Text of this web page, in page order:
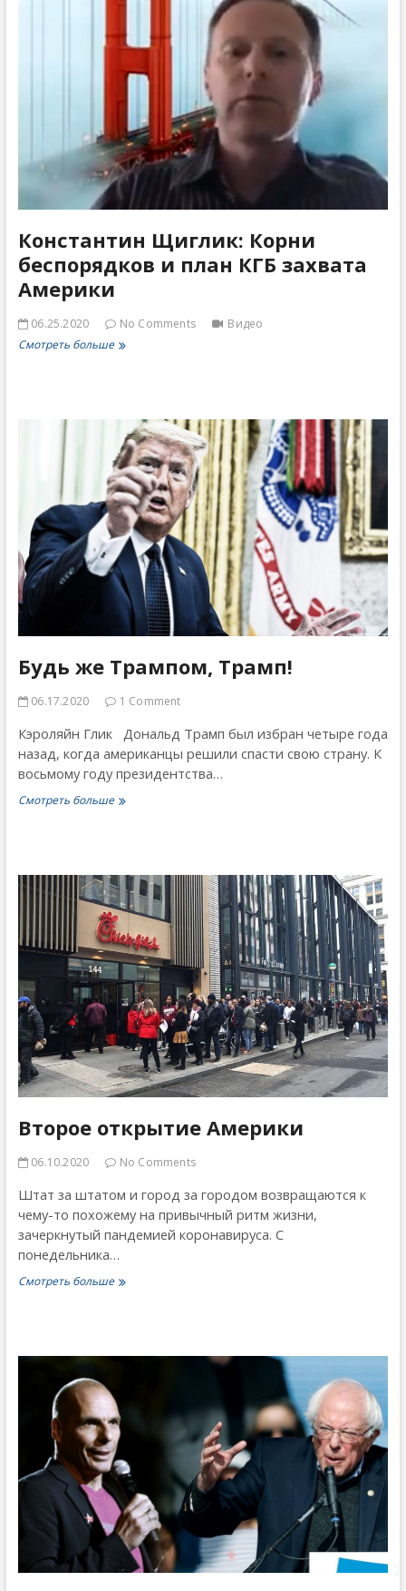
Константин Щиглик: Корни
беспорядков и план КГБ захвата
Америки
06.25.2020 No Comments
Видео
Смотреть большеКонстантин
план
КГБ
захвата
Америки
Будь же Трампом, Трамп!
06.17.2020 1 Comment
Кэроляйн Глик Дональд Трамп был избран четыре года
назад, когда американцы решили спасти свою страну. К
восьмому году президентства…
Смотреть большеБудь
Второе открытие Америки
06.10.2020 No Comments
Штат за штатом и город за городом возвращаются к
чему-то похожему на привычный ритм жизни,
зачеркнутый пандемией коронавируса. С
понедельника…
Смотреть большеВторое